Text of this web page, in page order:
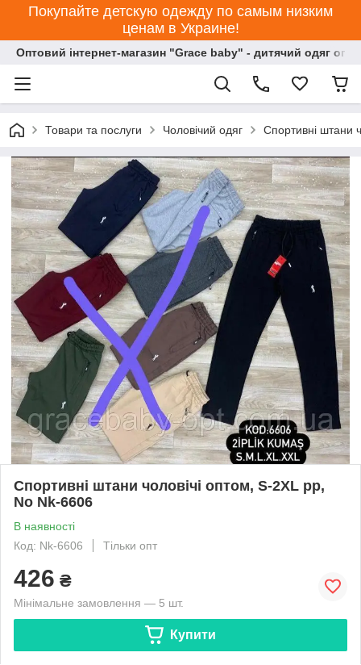
Покупайте детскую одежду по самым низким
ценам в Украине!
Оптовий інтернет-магазин "Grace baby" - дитячий одяг
Товари та послуги Чоловічий одяг Спортивні штани
Спортивні штани чоловічі оптом, S-2XL рр,
No Nk-6606
В наявності
Код: Nk-6606
Тільки опт
426 ₴
Мінімальне замовлення — 5 шт.
Купити